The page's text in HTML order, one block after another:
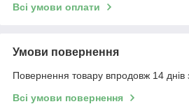
Всі умови оплати
Умови повернення
Повернення товару впродовж 14 днів
Всі умови повернення